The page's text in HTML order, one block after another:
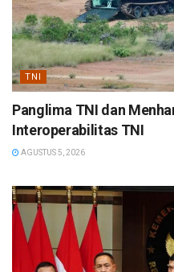
TNI
Panglima TNI dan
Interoperabilitas TNI
AGUSTUS 5, 2026